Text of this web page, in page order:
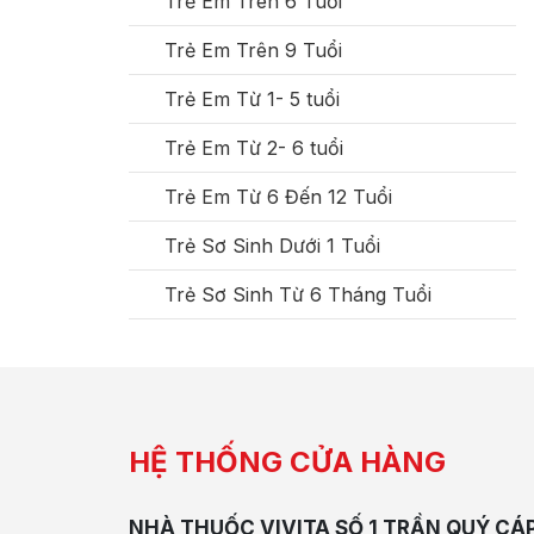
Trẻ Em Trên 9 Tuổi
Trẻ Em Từ 1- 5 tuổi
Trẻ Em Từ 2- 6 tuổi
Trẻ Em Từ 6 Đến 12 Tuổi
Trẻ Sơ Sinh Dưới 1 Tuổi
Trẻ Sơ Sinh Từ 6 Tháng Tuổi
HỆ THỐNG CỬA HÀNG
NHÀ THUỐC VIVITA SỐ 1 TRẦN QUÝ